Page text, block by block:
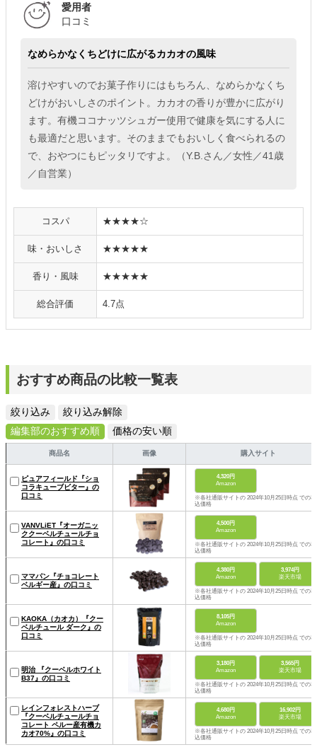
愛用者
口コミ
なめらかなくちどけに広がるカカオの風味
溶けやすいのでお菓子作りにはもちろん、なめらかなくち
どけがおいしさのポイント。カカオの香りが豊かに広がり
ます。有機ココナッツシュガー使用で健康を気にする人に
も最適だと思います。そのままでもおいしく食べられるの
で、おやつにもピッタリですよ。（Y.B.さん／女性／41歳
／自営業）
コスパ ★★★★☆
味・おいしさ ★★★★★
香り・風味 ★★★★★
総合評価 4.7点
おすすめ商品の比較一覧表
絞り込み
絞り込み解除
編集部のおすすめ順
価格の安い順
商品名 画像 購入サイト
ピュアフィールド『ショ
コラキューブビター』の
口コミ
4,320円
Amazon
※各社通販サイトの 2024年10月25日時点 での税
込価格
VANVLiET『オーガニッ
ククーベルチュールチョ
コレート』の口コミ
4,500円
Amazon
※各社通販サイトの 2024年10月25日時点 での税
込価格
ママパン『チョコレート
ベルギー産』の口コミ
4,380円
Amazon
3,974円
楽天市場
※各社通販サイトの 2024年10月25日時点 での税
込価格
KAOKA（カオカ）『クー
ベルチュール ダーク』の
口コミ
8,105円
Amazon
※各社通販サイトの 2024年10月25日時点 での税
込価格
明治 『クーベルホワイト
B37』の口コミ
3,180円
Amazon
3,565円
楽天市場
※各社通販サイトの 2024年10月25日時点 での税
込価格
レインフォレストハーブ
『クーベルチュールチョ
コレート ペルー産有機カ
カオ70%』の口コミ
4,680円
Amazon
16,902円
楽天市場
※各社通販サイトの 2024年10月25日時点 での税
込価格